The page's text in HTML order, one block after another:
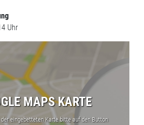
Uhr
MAPS KARTE
eingebetteten Karte bitte auf den Button